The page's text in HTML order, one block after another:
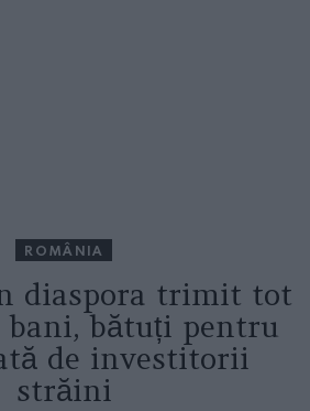
ROMÂNIA
diaspora trimit tot
bătuți pentru
de investitorii
străini